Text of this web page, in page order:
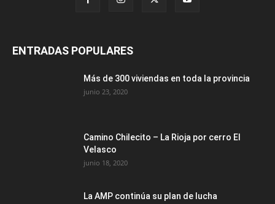
ENTRADAS POPULARES
Más de 300 viviendas en toda la provincia
junio 23, 2020
Camino Chilecito – La Rioja por cerro El
Velasco
junio 18, 2020
La AMP continúa su plan de lucha